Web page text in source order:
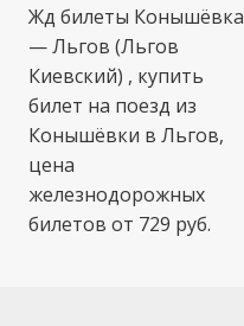
по
записям
Жд билеты Конышёвка
— Льгов (Льгов
Киевский) , купить
билет на поезд из
Конышёвки в Льгов,
цена
железнодорожных
билетов от 729 руб.